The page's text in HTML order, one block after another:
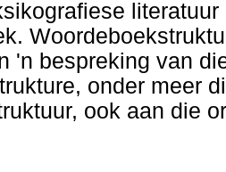
'n bespreking van
onder meer
ook aan die